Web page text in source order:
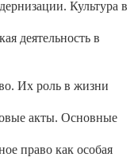
Культура в
деятельность в
Их роль в жизни
акты. Основные
право как особая